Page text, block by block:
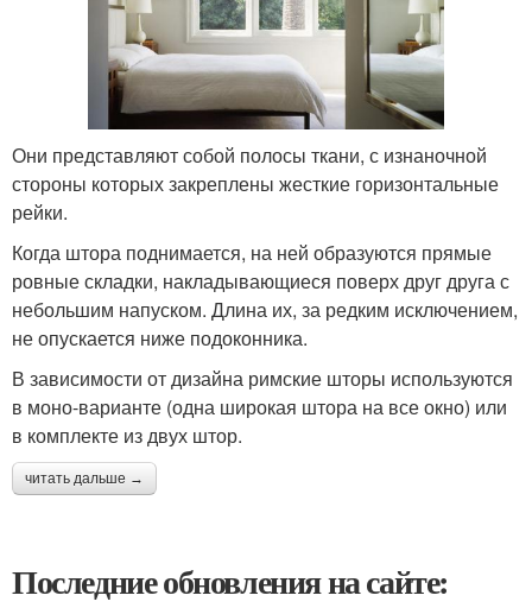
Они представляют собой полосы ткани, с изнаночной
стороны которых закреплены жесткие горизонтальные
рейки.
Когда штора поднимается, на ней образуются прямые
ровные складки, накладывающиеся поверх друг друга с
небольшим напуском. Длина их, за редким исключением,
не опускается ниже подоконника.
В зависимости от дизайна римские шторы используются
в моно-варианте (одна широкая штора на все окно) или
в комплекте из двух штор.
читать дальше →
Последние обновления на сайте: